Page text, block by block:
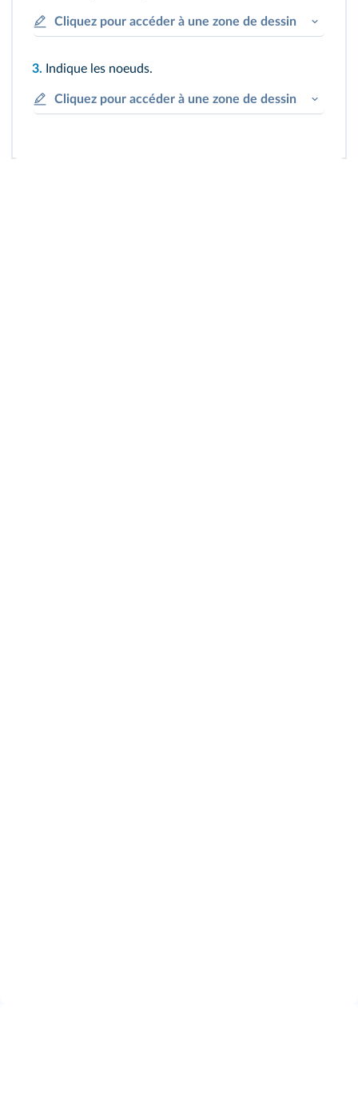
Cliquez pour accéder à une zone de dessin
3. Indique les noeuds.
Cliquez pour accéder à une zone de dessin